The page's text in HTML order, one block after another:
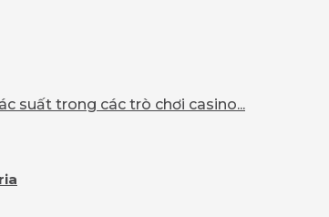
suất trong các trò chơi casino...